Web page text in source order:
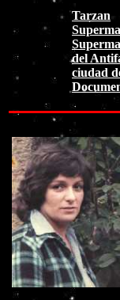
Tarzan
del
ciudad